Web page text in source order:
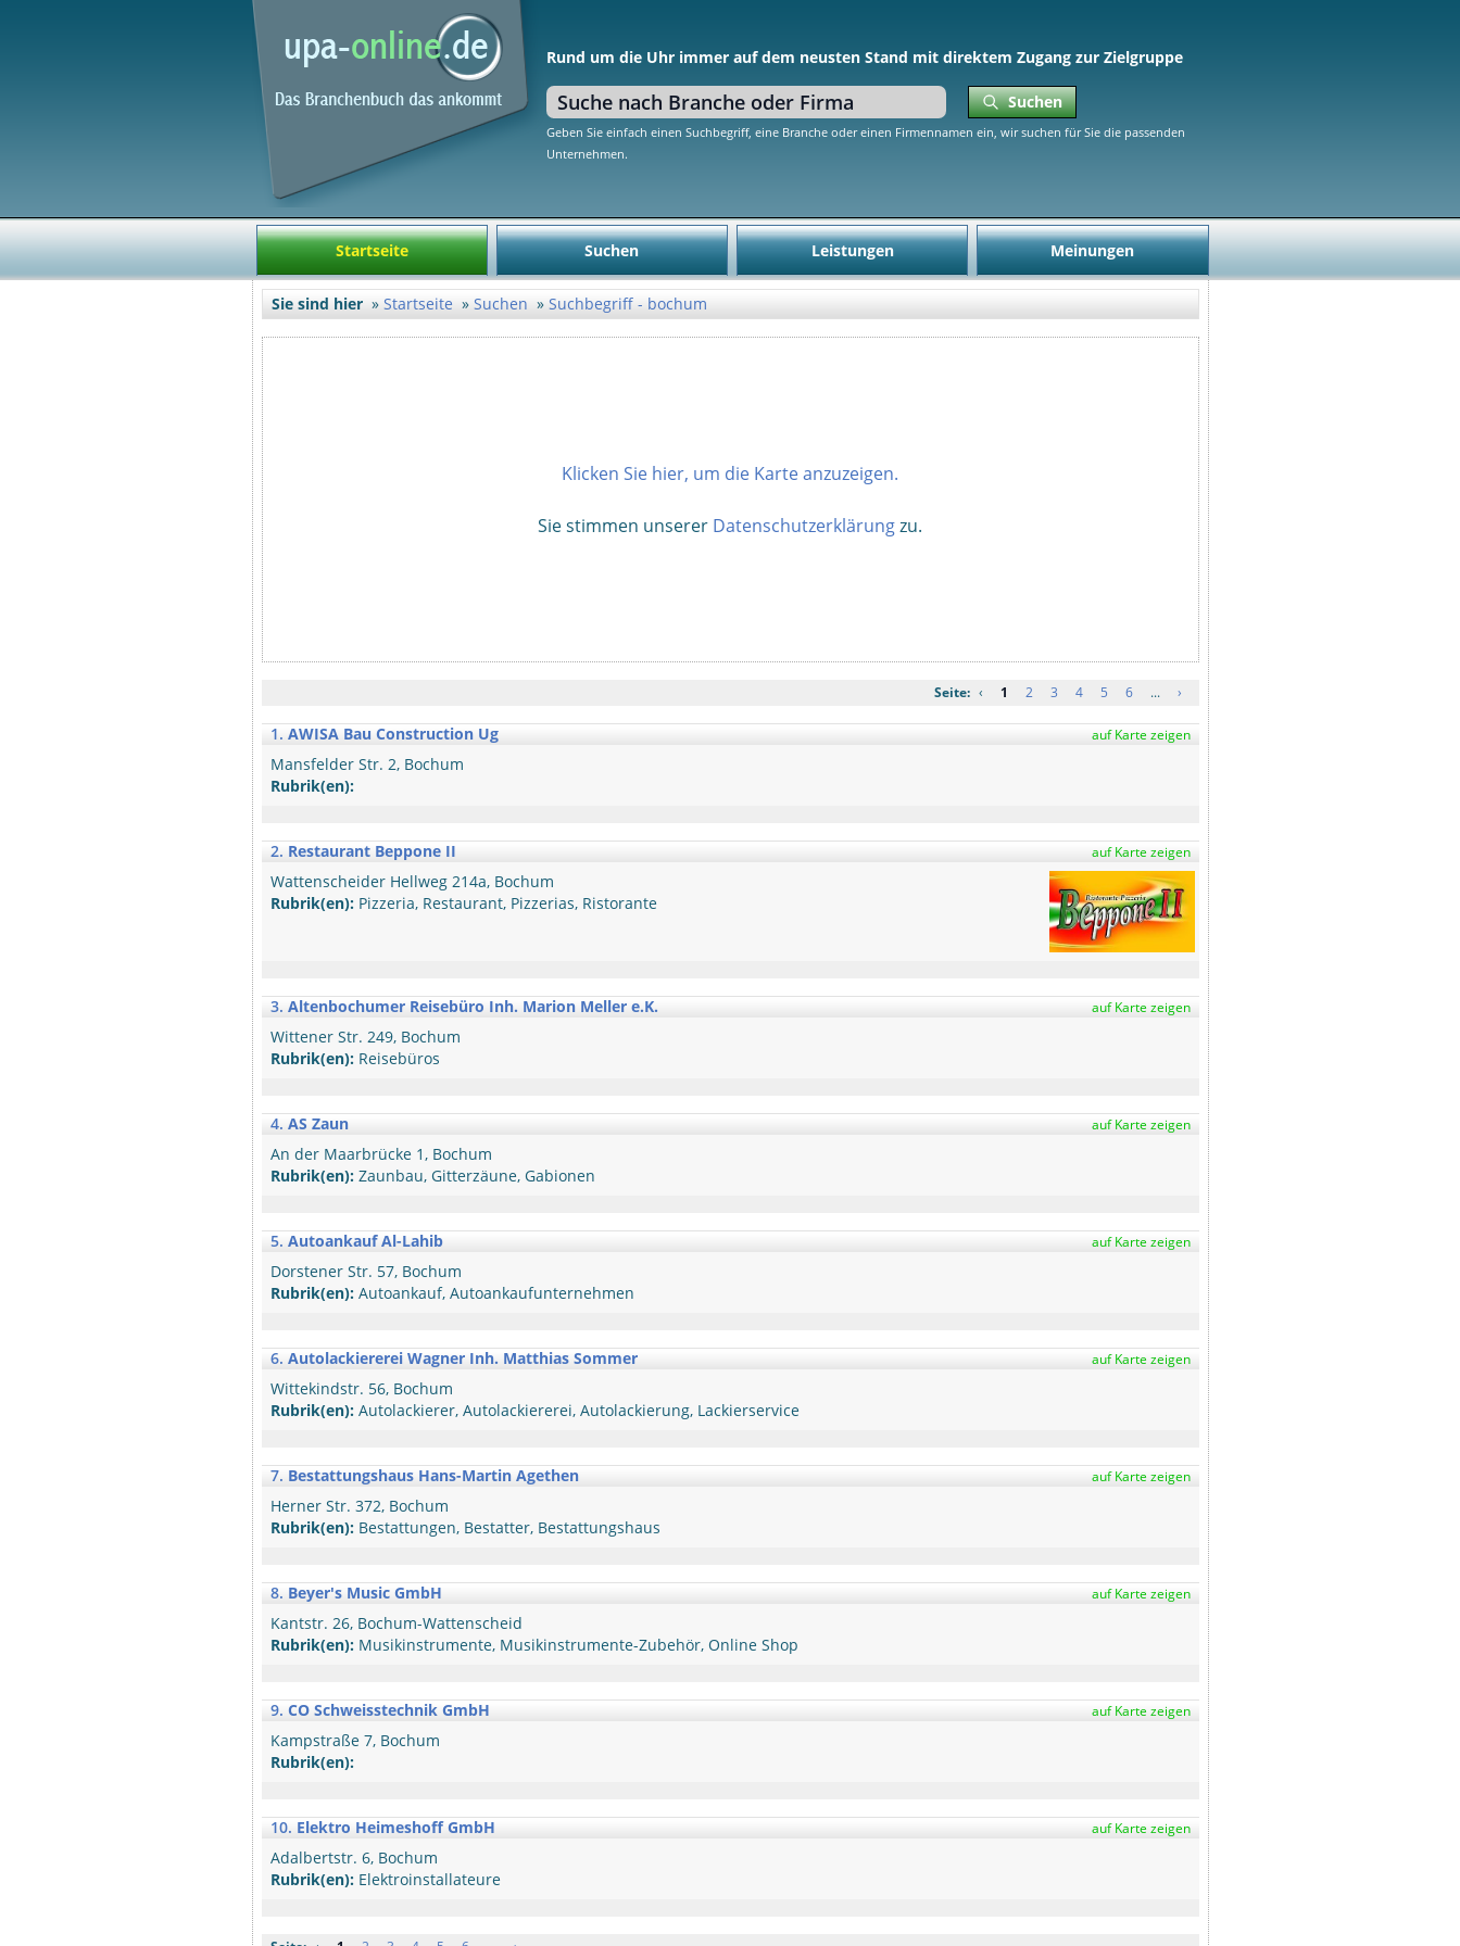
Rund um die Uhr immer auf dem neusten Stand mit direktem Zugang zur Zielgruppe
Suchen
Geben Sie einfach einen Suchbegriff, eine Branche oder einen Firmennamen ein, wir suchen für Sie die passenden
Unternehmen.
Startseite Suchen Leistungen Meinungen
Sie sind hier Startseite Suchen Suchbegriff - bochum
Klicken Sie hier, um die Karte anzuzeigen.
Sie stimmen unserer Datenschutzerklärungzu.
Seite: ‹ 1 2 3 4 5 6 ... ›
1. AWISA Bau Construction Ug auf Karte zeigen
Mansfelder Str. 2, Bochum
Rubrik(en):
2. Restaurant Beppone II auf Karte zeigen
Wattenscheider Hellweg 214a, Bochum
Rubrik(en):Pizzeria, Restaurant, Pizzerias, Ristorante
3. Altenbochumer Reisebüro Inh. Marion Meller e.K. auf Karte zeigen
Wittener Str. 249, Bochum
Rubrik(en):Reisebüros
4. AS Zaun auf Karte zeigen
An der Maarbrücke 1, Bochum
Rubrik(en):Zaunbau, Gitterzäune, Gabionen
5. Autoankauf Al-Lahib auf Karte zeigen
Dorstener Str. 57, Bochum
Rubrik(en):Autoankauf, Autoankaufunternehmen
6. Autolackiererei Wagner Inh. Matthias Sommer auf Karte zeigen
Wittekindstr. 56, Bochum
Rubrik(en):Autolackierer, Autolackiererei, Autolackierung, Lackierservice
7. Bestattungshaus Hans-Martin Agethen auf Karte zeigen
Herner Str. 372, Bochum
Rubrik(en):Bestattungen, Bestatter, Bestattungshaus
8. Beyer's Music GmbH auf Karte zeigen
Kantstr. 26, Bochum-Wattenscheid
Rubrik(en):Musikinstrumente, Musikinstrumente-Zubehör, Online Shop
9. CO Schweisstechnik GmbH auf Karte zeigen
Kampstraße 7, Bochum
Rubrik(en):
10. Elektro Heimeshoff GmbH auf Karte zeigen
Adalbertstr. 6, Bochum
Rubrik(en):Elektroinstallateure